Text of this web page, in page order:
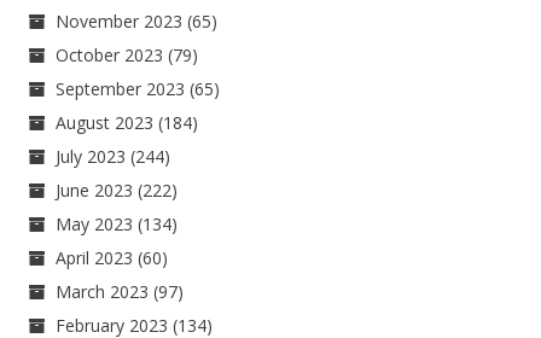
November 2023 (65)
October 2023 (79)
September 2023 (65)
August 2023 (184)
July 2023 (244)
June 2023 (222)
May 2023 (134)
April 2023 (60)
March 2023 (97)
February 2023 (134)